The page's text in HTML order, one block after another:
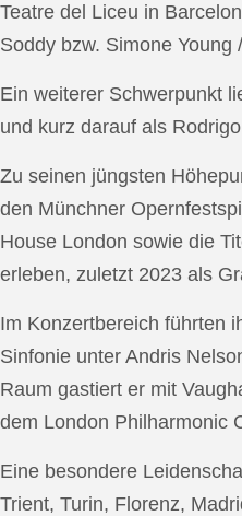
Teatre del Liceu in
Soddy bzw. Simone Young
Ein weiterer Schwerpunkt
und kurz darauf als
Zu seinen jüngsten
den Münchner
House London sowie die
erleben, zuletzt 2023 als
Im Konzertbereich führten
Sinfonie unter Andris
Raum gastiert er mit
dem London Philharmonic
Eine besondere
Trient, Turin, Florenz,